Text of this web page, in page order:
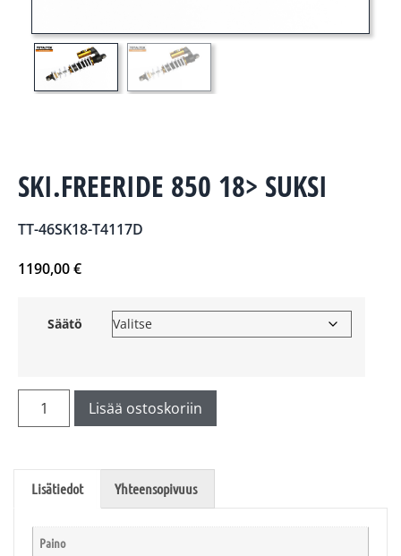
SKI.FREERIDE 850 18> SUKSI
TT-46SK18-T4117D
1190,00€
Säätö
Lisää ostoskoriin
Lisätiedot Yhteensopivuus
Paino